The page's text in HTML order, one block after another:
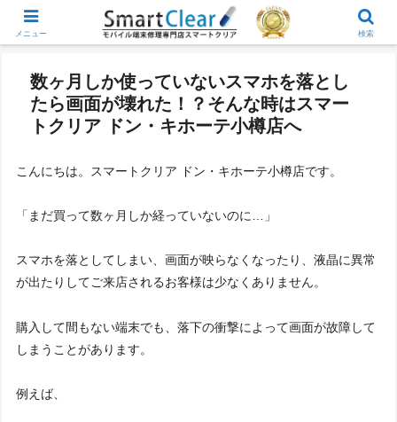
数ヶ月しか使っていないスマホを落とし
たら画面が壊れた！？そんな時はスマー
トクリア ドン・キホーテ小樽店へ
こんにちは。スマートクリア ドン・キホーテ小樽店です。
「まだ買って数ヶ月しか経っていないのに…」
スマホを落としてしまい、画面が映らなくなったり、液晶に異常
が出たりしてご来店されるお客様は少なくありません。
購入して間もない端末でも、落下の衝撃によって画面が故障して
しまうことがあります。
例えば、
メニュー 検索